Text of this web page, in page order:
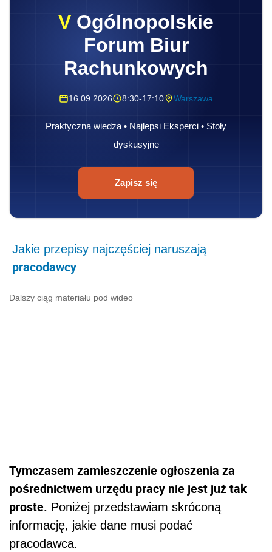
V Ogólnopolskie
Forum Biur
Rachunkowych
16.09.2026 8:30-17:10 Warszawa
Praktyczna wiedza • Najlepsi Eksperci • Stoły
dyskusyjne
Zapisz się
Jakie przepisy najczęściej naruszają
pracodawcy
Dalszy ciąg materiału pod wideo
Tymczasem zamieszczenie ogłoszenia za
pośrednictwem urzędu pracy nie jest już tak
proste. Poniżej przedstawiam skróconą
informację, jakie dane musi podać
pracodawca.